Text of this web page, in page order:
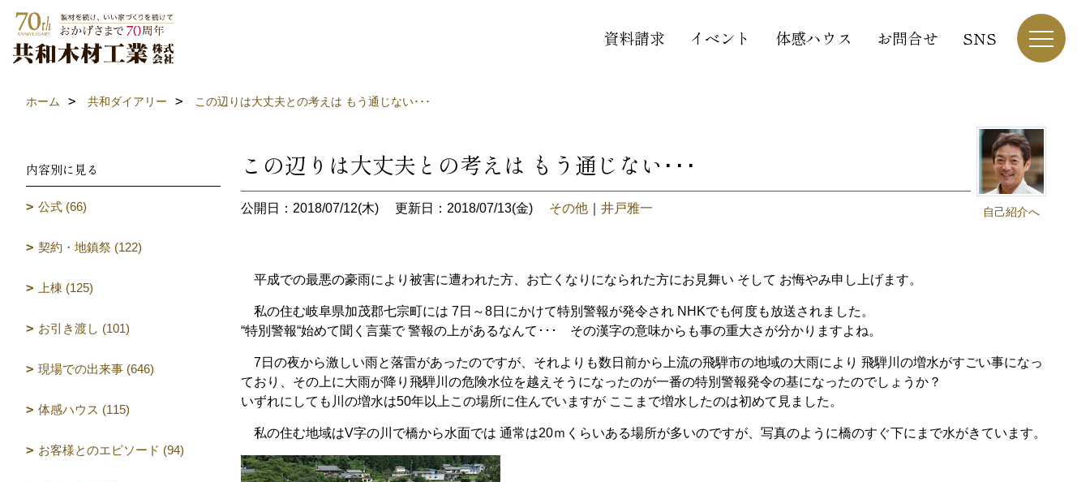
資料請求 イベント 体感ハウス お問合せ SNS
ホーム 共和ダイアリー この辺りは大丈夫との考えは もう通じない･･･
自己紹介へ
この辺りは大丈夫との考えは もう通じない･･･
公開日：2018/07/12(木) 更新日：2018/07/13(金) その他 井戸雅一
平成での最悪の豪雨により被害に遭われた方、お亡くなりになられた方にお見舞い そして お悔やみ申し上げます。
私の住む岐阜県加茂郡七宗町には 7日～8日にかけて特別警報が発令され NHKでも何度も放送されました。
“特別警報“始めて聞く言葉で 警報の上があるなんて･･･ その漢字の意味からも事の重大さが分かりますよね。
7日の夜から激しい雨と落雷があったのですが、それよりも数日前から上流の飛騨市の地域の大雨により 飛騨川の増水がすごい事になっ
ており、その上に大雨が降り飛騨川の危険水位を越えそうになったのが一番の特別警報発令の基になったのでしょうか？
いずれにしても川の増水は50年以上この場所に住んでいますが ここまで増水したのは初めて見ました。
私の住む地域はV字の川で橋から水面では 通常は20ｍくらいある場所が多いのですが、写真のように橋のすぐ下にまで水がきています。
内容別に見る
公式 (66)
契約・地鎮祭 (122)
上棟 (125)
お引き渡し (101)
現場での出来事 (646)
体感ハウス (115)
お客様とのエピソード (94)